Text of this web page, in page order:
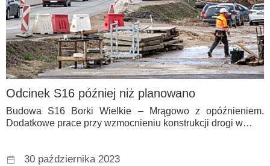
Odcinek S16 później niż planowano
Budowa S16 Borki Wielkie – Mrągowo z opóźnieniem.
Dodatkowe prace przy wzmocnieniu konstrukcji drogi w…
30 października 2023